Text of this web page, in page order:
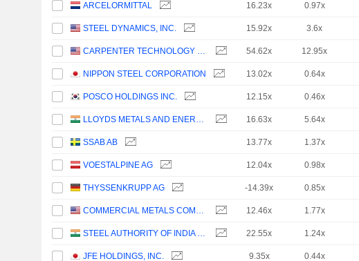
ARCELORMITTAL 16.23x 0.97x
STEEL DYNAMICS, INC. 15.92x 3.6x
CARPENTER TECHNOLOGY CORPORATION 54.62x 12.95x
NIPPON STEEL CORPORATION 13.02x 0.64x
POSCO HOLDINGS INC. 12.15x 0.46x
LLOYDS METALS AND ENERGY LIMITED 16.63x 5.64x
SSAB AB 13.77x 1.37x
VOESTALPINE AG 12.04x 0.98x
THYSSENKRUPP AG -14.39x 0.85x
COMMERCIAL METALS COMPANY 12.46x 1.77x
STEEL AUTHORITY OF INDIA LIMITED 22.55x 1.24x
JFE HOLDINGS, INC. 9.35x 0.44x